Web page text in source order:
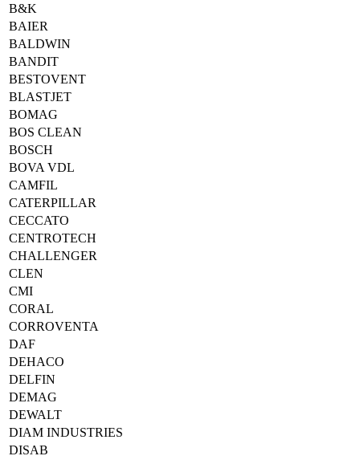
B&K
BAIER
BALDWIN
BANDIT
BESTOVENT
BLASTJET
BOMAG
BOS CLEAN
BOSCH
BOVA VDL
CAMFIL
CATERPILLAR
CECCATO
CENTROTECH
CHALLENGER
CLEN
CMI
CORAL
CORROVENTA
DAF
DEHACO
DELFIN
DEMAG
DEWALT
DIAM INDUSTRIES
DISAB